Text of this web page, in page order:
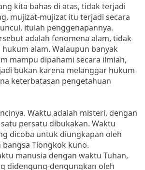
kita bahas di atas, tidak terjadi
mujizat-mujizat itu terjadi secara
itulah penggenapannya.
adalah fenomena alam, tidak
alam. Walaupun banyak
mampu dipahami secara ilmiah,
bukan karena melanggar hukum
keterbatasan pengetahuan
Waktu adalah misteri, dengan
persatu dibukakan. Waktu
dicoba untuk diungkapan oleh
bangsa Tiongkok kuno.
manusia dengan waktu Tuhan,
didengung-dengungkan oleh